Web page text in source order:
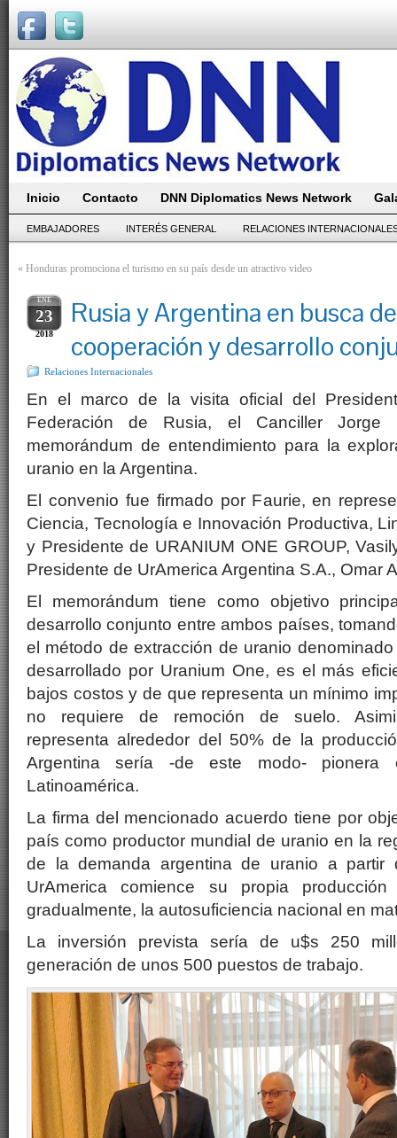
Inicio Contacto DNN Diplomatics News Network
EMBAJADORES INTERÉS GENERAL RELACIONES
« Honduras promociona el turismo en su país desde un atractivo video
ENE
23
2018
Rusia y Argentina en busca
cooperación y desarrollo
Relaciones Internacionales
En el marco de la visita oficial del
Federación de Rusia, el Canciller
memorándum de entendimiento para la
uranio en la Argentina.
El convenio fue firmado por Faurie, en
Ciencia, Tecnología e Innovación Productiva,
y Presidente de URANIUM ONE GROUP,
Presidente de UrAmerica Argentina S.A., Omar
El memorándum tiene como objetivo
desarrollo conjunto entre ambos países,
el método de extracción de uranio denominado
desarrollado por Uranium One, es el más
bajos costos y de que representa un mínimo
no requiere de remoción de suelo.
representa alrededor del 50% de la
Argentina sería -de este modo-
Latinoamérica.
La firma del mencionado acuerdo tiene por
país como productor mundial de uranio en la
de la demanda argentina de uranio a
UrAmerica comience su propia
gradualmente, la autosuficiencia nacional en
La inversión prevista sería de u$s 250
generación de unos 500 puestos de trabajo.